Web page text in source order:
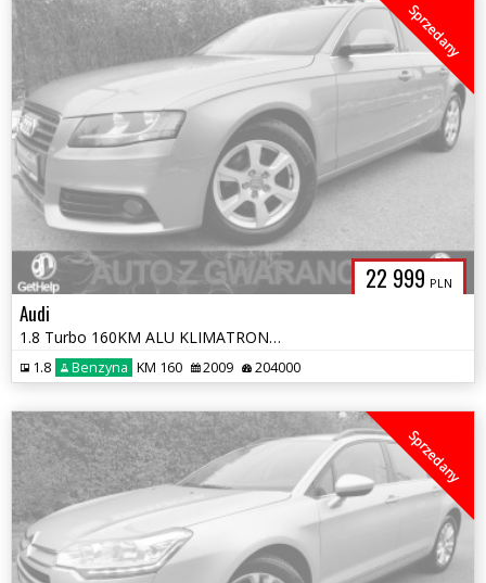
22 999 PLN
Sprzedany
Audi
1.8 Turbo 160KM ALU KLIMATRONIC PDC GRZANE FOTELE NAVI OPŁATY GWARANC
1.8 Benzyna KM 160 2009 204000
Sprzedany